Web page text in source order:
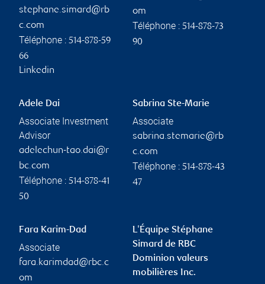
stephane.simard@rb
c.com
Téléphone : 514-878-59
66
Linkedin
om
Téléphone : 514-878-73
90
Adele Dai
Associate Investment
Advisor
adelechun-tao.dai@r
bc.com
Téléphone : 514-878-41
50
Sabrina Ste-Marie
Associate
sabrina.stemarie@rb
c.com
Téléphone : 514-878-43
47
Fara Karim-Dad
Associate
fara.karimdad@rbc.c
om
L'Équipe Stéphane
Simard de RBC
Dominion valeurs
mobilières Inc.